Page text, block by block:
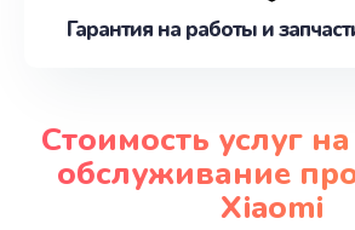
Гарантия на работы и
Стоимость услуг
обслуживание
Xiaomi